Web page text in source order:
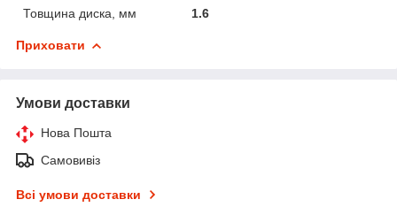
Товщина диска, мм
1.6
Приховати
Умови доставки
Нова Пошта
Самовивіз
Всі умови доставки